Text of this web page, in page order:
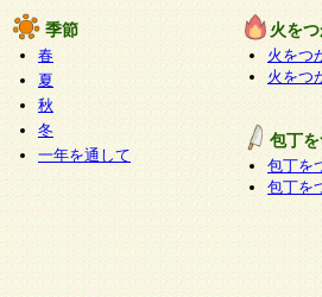
季節
春
夏
秋
冬
一年を通して
火を
火をつ
火をつ
包丁を
包丁を
包丁を